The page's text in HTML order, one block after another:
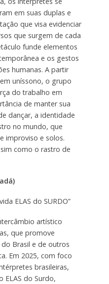
em suas duplas e
que visa evidenciar
que surgem de cada
funde elementos
e os gestos
humanas. A partir
uníssono, o grupo
do trabalho em
de manter sua
dançar, a identidade
no mundo, que
improviso e solos.
como o rastro de
ELAS do SURDO”
artístico
que promove
Brasil e de outros
Em 2025, com foco
brasileiras,
ELAS do Surdo,